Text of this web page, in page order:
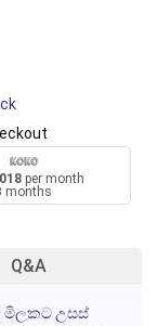
per month
months
Q&A
මිලකට උසස්